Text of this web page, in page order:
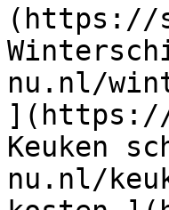
(https://
nu.nl/
](https://
Keuken
nu.nl/